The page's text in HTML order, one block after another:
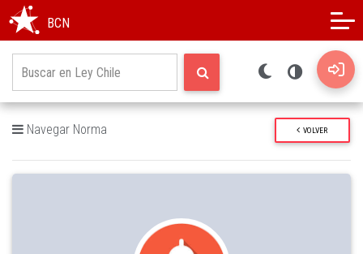
BCN
Navegar Norma VOLVER